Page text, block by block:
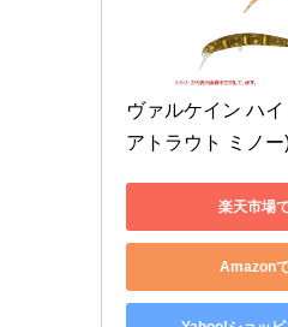
ヴァルケイン ハ
アトラウト ミノー
楽天市場
Amazon